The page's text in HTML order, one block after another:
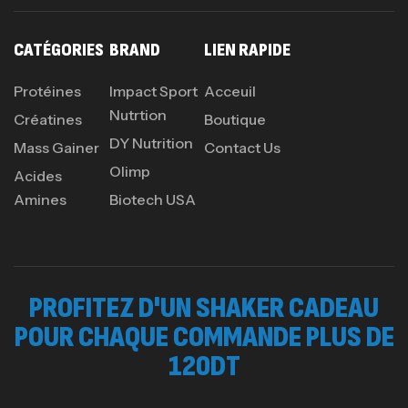
7Nutrition
د.ت150
Protein Matrix – 2000g – 7Nutrition
PROTEIN
د.ت
Autres
CATÉGORIES
Protéines
Créatines
Mass Gainer
Acides
Amines
BRAND
Impact Sport
Nutrtion
DY Nutrition
Olimp
Biotech USA
LIEN RAPIDE
Acceuil
Boutique
Contact Us
PROFITEZ D'UN SHAKER CADEAU
POUR CHAQUE COMMANDE PLUS DE
120DT